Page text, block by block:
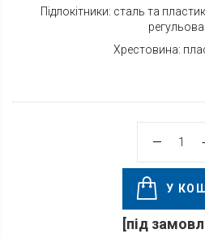
Підлокітники: сталь та
Хрестовина:
У
[під